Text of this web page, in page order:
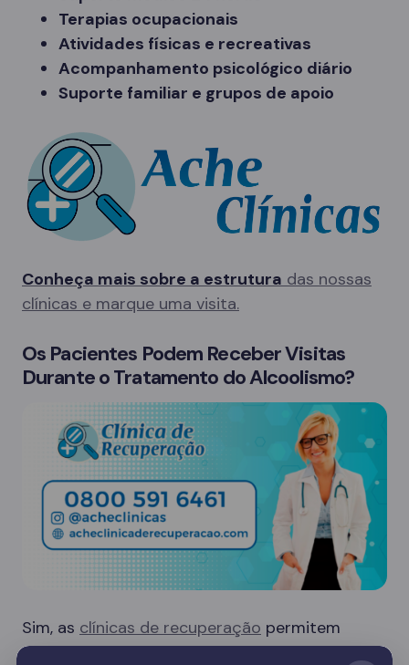
Terapias ocupacionais
Atividades físicas e recreativas
Acompanhamento psicológico diário
Suporte familiar e grupos de apoio
Conheça mais sobre a estrutura das nossas
clínicas e marque uma visita.
Os Pacientes Podem Receber Visitas
Durante o Tratamento do Alcoolismo?
Sim, as clínicas de recuperação permitem
visitas de familiares em dias específicos, o que